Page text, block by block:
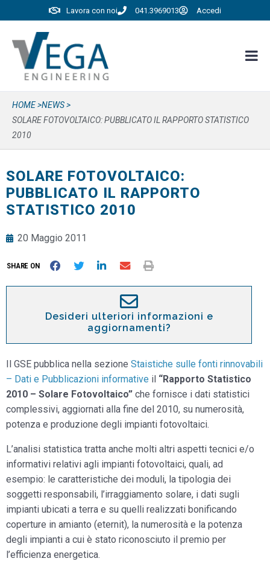
Lavora con noi 041.3969013 Accedi
HOME >NEWS >
SOLARE FOTOVOLTAICO: PUBBLICATO IL RAPPORTO STATISTICO
2010
SOLARE FOTOVOLTAICO:
PUBBLICATO IL RAPPORTO
STATISTICO 2010
20 Maggio 2011
SHARE ON
Desideri ulteriori informazioni e
aggiornamenti?
Il GSE pubblica nella sezione Staistiche sulle fonti rinnovabili
– Dati e Pubblicazioni informative il “Rapporto Statistico
2010 – Solare Fotovoltaico” che fornisce i dati statistici
complessivi, aggiornati alla fine del 2010, su numerosità,
potenza e produzione degli impianti fotovoltaici.
L’analisi statistica tratta anche molti altri aspetti tecnici e/o
informativi relativi agli impianti fotovoltaici, quali, ad
esempio: le caratteristiche dei moduli, la tipologia dei
soggetti responsabili, l’irraggiamento solare, i dati sugli
impianti ubicati a terra e su quelli realizzati bonificando
coperture in amianto (eternit), la numerosità e la potenza
degli impianti a cui è stato riconosciuto il premio per
l’efficienza energetica.